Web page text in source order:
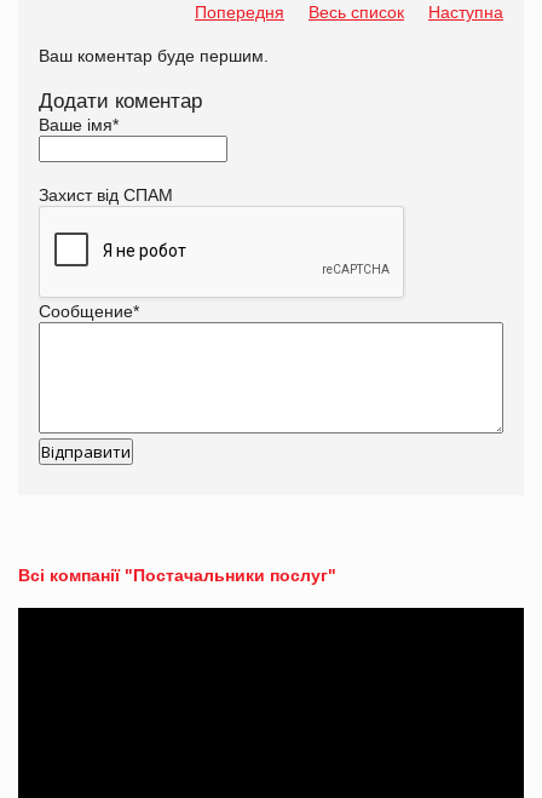
Попередня Весь список Наступна
Ваш коментар буде першим.
Додати коментар
Ваше імя*
Захист від СПАМ
Сообщение*
Всі компанії "Постачальники послуг"